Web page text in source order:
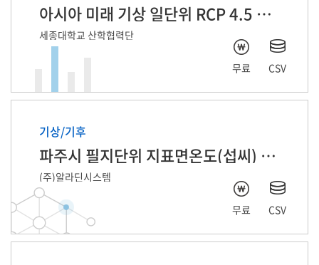
아시아 미래 기상 일단위 RCP 4.5 자료
세종대학교 산학협력단
무료 CSV
기상/기후
파주시 필지단위 지표면온도(섭씨) 2025년 6월
(주)알라딘시스템
무료 CSV